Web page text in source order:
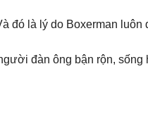
đó là lý do Boxerman
đàn ông bận rộn,